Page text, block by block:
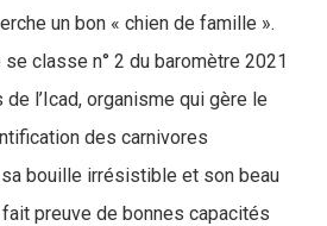
un bon « chien de famille ».
se classe n° 2 du baromètre 2021
l’Icad, organisme qui gère le
des carnivores
bouille irrésistible et son beau
preuve de bonnes capacités